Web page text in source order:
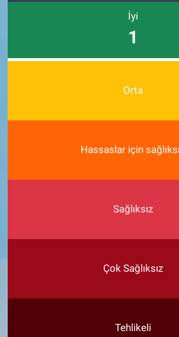
İyi
1
Orta
Hassaslar için
Sağlıksız
Çok Sağlıksız
Tehlikeli